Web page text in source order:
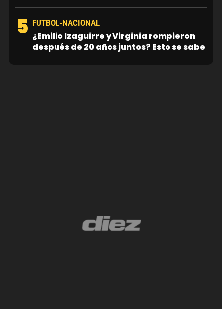
5 FUTBOL-NACIONAL
¿Emilio Izaguirre y Virginia rompieron
después de 20 años juntos? Esto se sabe